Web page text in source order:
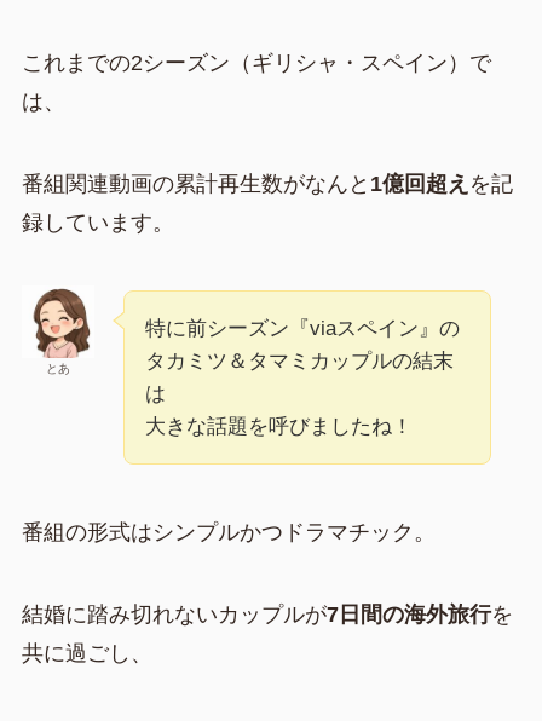
これまでの2シーズン（ギリシャ・スペイン）で
は、
番組関連動画の累計再生数がなんと 1億回超え を記
録しています。
とあ
特に前シーズン『viaスペイン』の
タカミツ＆タマミカップルの結末
は
大きな話題を呼びましたね！
番組の形式はシンプルかつドラマチック。
結婚に踏み切れないカップルが7日間の海外旅行を
共に過ごし、